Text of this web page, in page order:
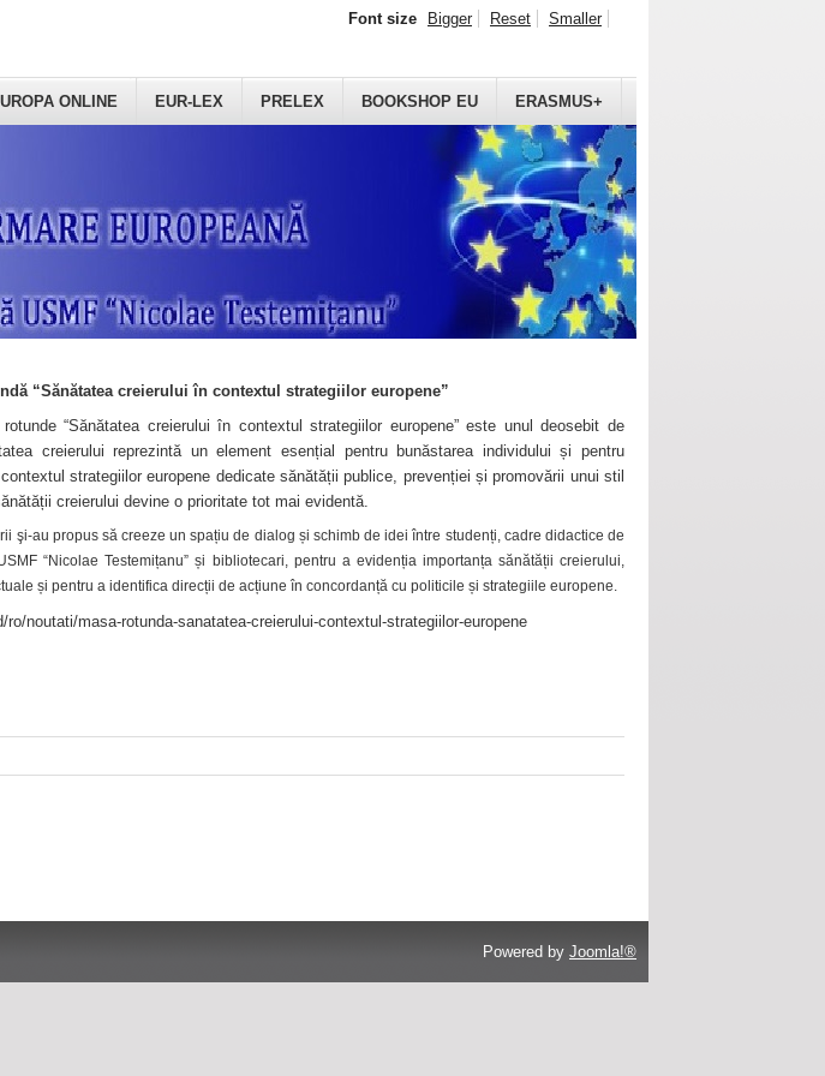
ONLINE EUR-LEX PRELEX BOOKSHOP EU ERASMUS+
Font size Bigger Reset Smaller
“Sănătatea creierului în contextul strategiilor europene”
“Sănătatea creierului în contextul strategiilor europene” este unul deosebit de
creierului reprezintă un element esențial pentru bunăstarea individului și pentru
strategiilor europene dedicate sănătății publice, prevenției și promovării unui stil
creierului devine o prioritate tot mai evidentă.
şi-au propus să creeze un spațiu de dialog și schimb de idei între studenți, cadre didactice de
“Nicolae Testemițanu” și bibliotecari, pentru a evidenția importanța sănătății creierului,
și pentru a identifica direcții de acțiune în concordanță cu politicile și strategiile europene.
ro/noutati/masa-rotunda-sanatatea-creierului-contextul-strategiilor-europene
Powered by Joomla!®